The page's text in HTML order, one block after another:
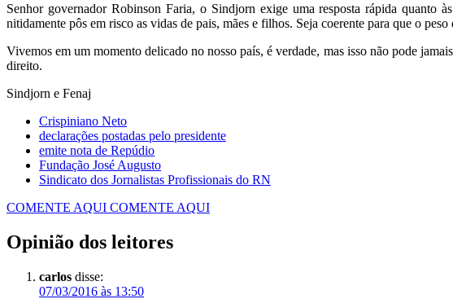
Senhor governador Robinson Faria, o Sindjorn exige uma resposta rápida quanto
nitidamente pôs em risco as vidas de pais, mães e filhos. Seja coerente para que o
Vivemos em um momento delicado no nosso país, é verdade, mas isso não pode
direito.
Sindjorn e Fenaj
Crispiniano Neto
declarações postadas pelo presidente
emite nota de Repúdio
Fundação José Augusto
Sindicato dos Jornalistas Profissionais do RN
COMENTE AQUI COMENTE AQUI
Opinião dos leitores
carlos disse:
07/03/2016 às 13:50